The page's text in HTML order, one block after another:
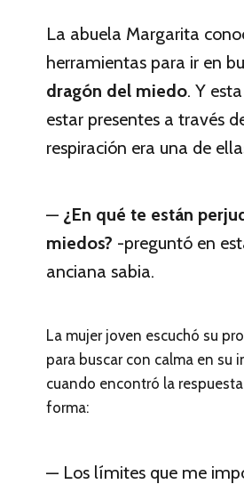
La abuela Margarita
herramientas para ir en
dragón del miedo. Y
estar presentes a través
respiración era una de
— ¿En qué te están
miedos? -preguntó en
anciana sabia.
La mujer joven escuchó su
para buscar con calma en su
cuando encontró la
forma:
— Los límites que me